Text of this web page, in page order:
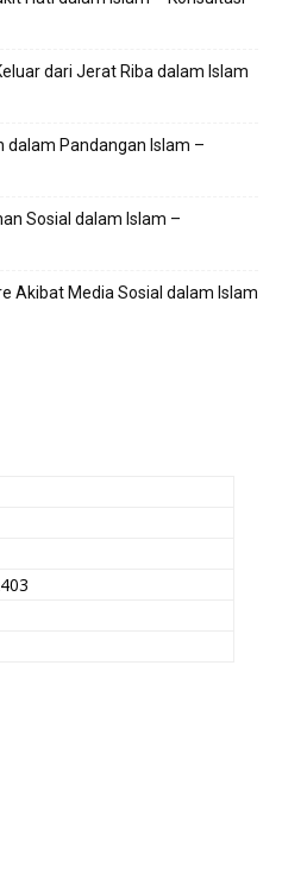
dari Jerat Riba dalam Islam
dalam Pandangan Islam –
Sosial dalam Islam –
Akibat Media Sosial dalam Islam